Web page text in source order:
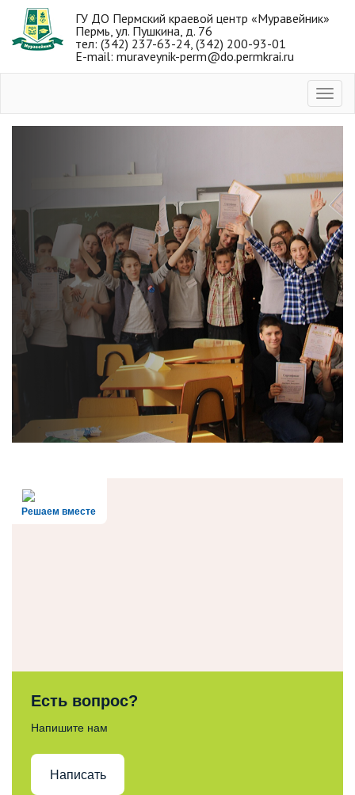
ГУ ДО Пермский краевой центр «Муравейник»
Пермь, ул. Пушкина, д. 76
тел: (342) 237-63-24, (342) 200-93-01
E-mail: muraveynik-perm@do.permkrai.ru
Решаем вместе
Есть вопрос?
Напишите нам
Написать